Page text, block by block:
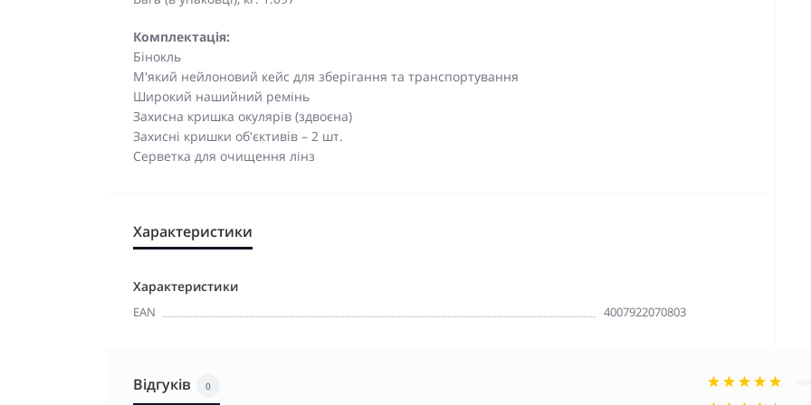
Комплектація:
Бінокль
М'який нейлоновий кейс для зберігання та транспортування
Широкий нашийний ремінь
Захисна кришка окулярів (здвоєна)
Захисні кришки об'єктивів – 2 шт.
Серветка для очищення лінз
Характеристики
Характеристики
EAN 4007922070803
Відгуків 0